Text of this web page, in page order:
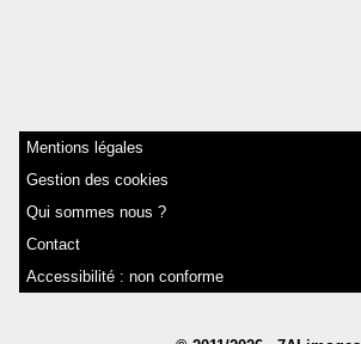
Mentions légales
Gestion des cookies
Qui sommes nous ?
Contact
Accessibilité : non conforme